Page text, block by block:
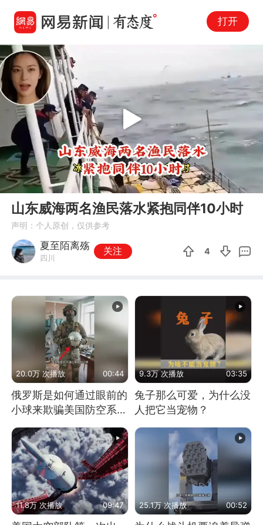
打开
00:00 00:55
Play
山东威海两名渔民落水紧抱同伴10小时
声明：个人原创，仅供参考
夏至陌离殇
四川
关注 4
20.0万 次播放 00:44
俄罗斯是如何通过眼前的
小球来欺骗美国防空系统
9.3万 次播放 03:35
兔子那么可爱，为什么没
人把它当宠物？
11.8万 次播放 09:47 25.1万 次播放 00:52